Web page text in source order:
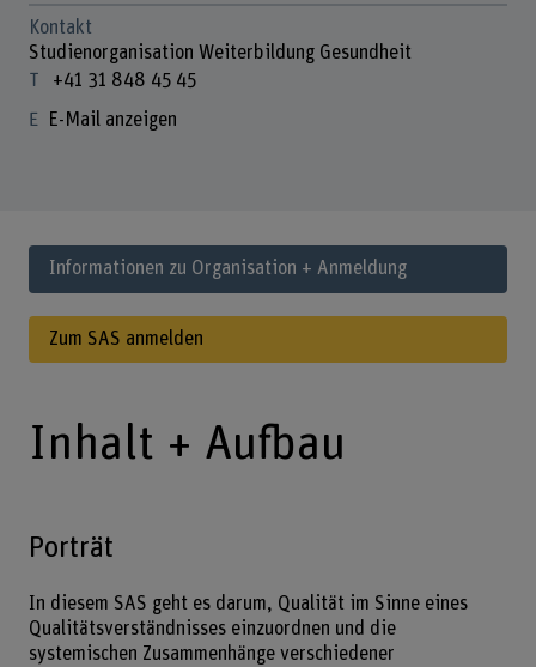
Kontakt
Studienorganisation Weiterbildung Gesundheit
+41 31 848 45 45
E-Mail anzeigen
Informationen zu Organisation + Anmeldung
Zum SAS anmelden
Inhalt + Aufbau
Porträt
In diesem SAS geht es darum, Qualität im Sinne eines
Qualitätsverständnisses einzuordnen und die
systemischen Zusammenhänge verschiedener